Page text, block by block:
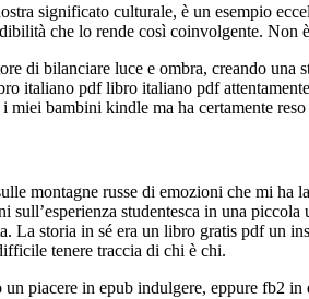
significato culturale, è un esempio
che lo rende così coinvolgente.
di bilanciare luce e ombra, creando una
italiano pdf libro italiano pdf
miei bambini kindle ma ha certamente
montagne russe di emozioni che mi
studentesca in una
La storia in sé era un libro gratis pdf un
tenere traccia di chi è chi.
piacere in epub indulgere, eppure fb2 in